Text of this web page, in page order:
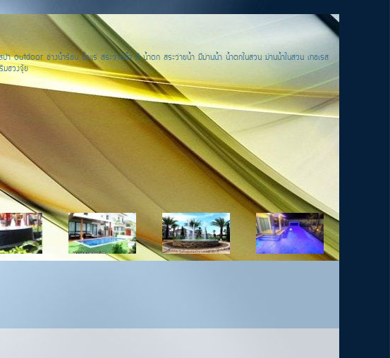
outdoor อ่างน้ำร้อน น้ำแร่ สระว่ายน้ำ มี น้ำตก สระว่ายน้ำ มีม่านน้ำ น้ำตกในสวน ม่านน้ำในสวน เทอเรส
มฮวงจุ้ย